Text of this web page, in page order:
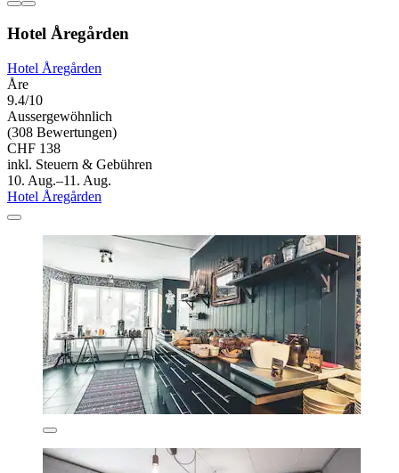
Hotel Åregården
Hotel Åregården
Åre
9.4/10
Aussergewöhnlich
(308 Bewertungen)
CHF 138
inkl. Steuern & Gebühren
10. Aug.–11. Aug.
Hotel Åregården